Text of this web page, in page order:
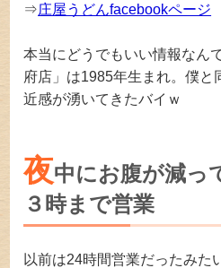
⇒庄屋うどんfacebookページ
本当にどうでもいい情報なん
府店」は1985年生まれ。僕と
近感が湧いてきたバイｗ
夜中にお腹が減っ
３時まで営業
以前は24時間営業だったみた